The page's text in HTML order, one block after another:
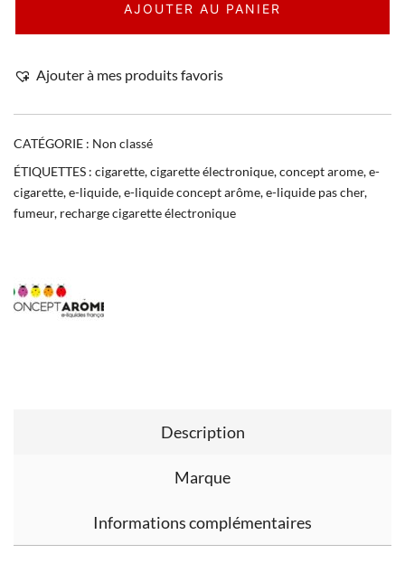
AJOUTER AU PANIER
Ajouter à mes produits favoris
CATÉGORIE : Non classé
ÉTIQUETTES : cigarette,cigarette électronique,concept arome,e-
cigarette,e-liquide,e-liquide concept arôme,e-liquide pas cher,
fumeur, recharge cigarette électronique
Description
Marque
Informations complémentaires